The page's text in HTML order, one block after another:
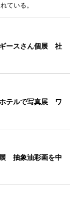
ている。
ースさん個展 社
テルで写真展 ワ
抽象油彩画を中